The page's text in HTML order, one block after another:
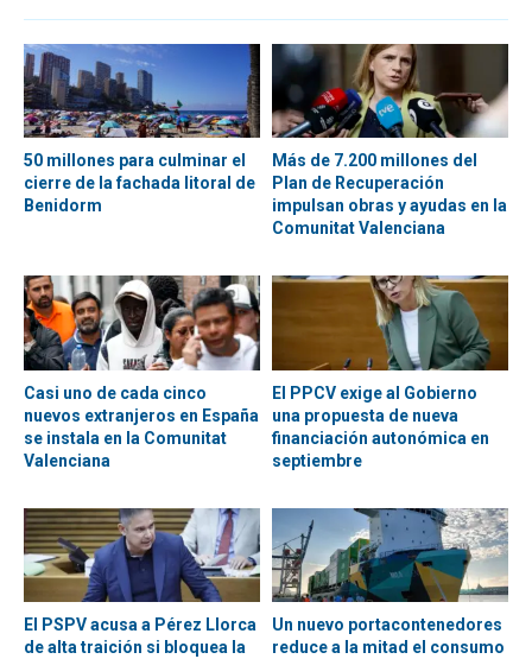
50 millones para culminar el
cierre de la fachada litoral de
Benidorm
Más de 7.200 millones del
Plan de Recuperación
impulsan obras y ayudas en la
Comunitat Valenciana
Casi uno de cada cinco
nuevos extranjeros en España
se instala en la Comunitat
Valenciana
El PPCV exige al Gobierno
una propuesta de nueva
financiación autonómica en
septiembre
El PSPV acusa a Pérez Llorca
de alta traición si bloquea la
Un nuevo portacontenedores
reduce a la mitad el consumo